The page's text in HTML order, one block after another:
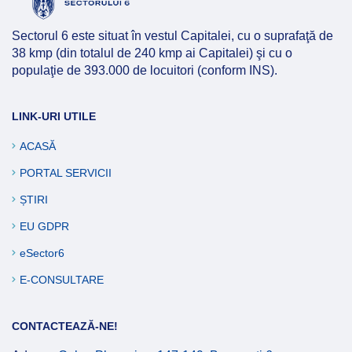
Afla mai multe
Afla mai multe
Sectorul 6 este situat în vestul Capitalei, cu o suprafaţă de
38 kmp (din totalul de 240 kmp ai Capitalei) şi cu o
populaţie de 393.000 de locuitori (conform INS).
LINK-URI UTILE
ACASĂ
PORTAL SERVICII
ȘTIRI
EU GDPR
eSector6
E-CONSULTARE
CONTACTEAZĂ-NE!